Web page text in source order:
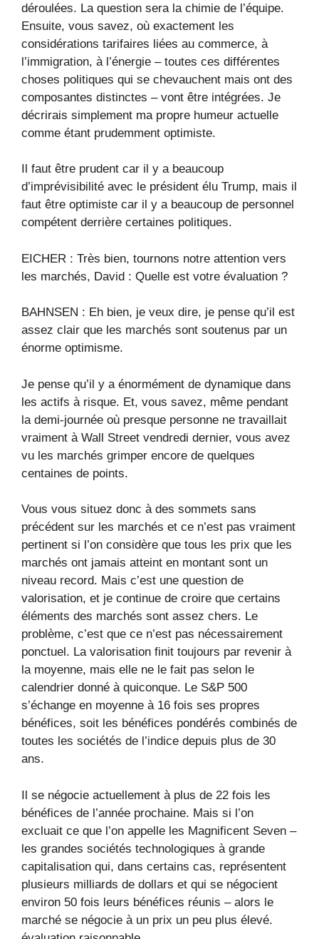
déroulées. La question sera la chimie de l’équipe.
Ensuite, vous savez, où exactement les
considérations tarifaires liées au commerce, à
l’immigration, à l’énergie – toutes ces différentes
choses politiques qui se chevauchent mais ont des
composantes distinctes – vont être intégrées. Je
décrirais simplement ma propre humeur actuelle
comme étant prudemment optimiste.
Il faut être prudent car il y a beaucoup
d’imprévisibilité avec le président élu Trump, mais il
faut être optimiste car il y a beaucoup de personnel
compétent derrière certaines politiques.
EICHER : Très bien, tournons notre attention vers
les marchés, David : Quelle est votre évaluation ?
BAHNSEN : Eh bien, je veux dire, je pense qu’il est
assez clair que les marchés sont soutenus par un
énorme optimisme.
Je pense qu’il y a énormément de dynamique dans
les actifs à risque. Et, vous savez, même pendant
la demi-journée où presque personne ne travaillait
vraiment à Wall Street vendredi dernier, vous avez
vu les marchés grimper encore de quelques
centaines de points.
Vous vous situez donc à des sommets sans
précédent sur les marchés et ce n’est pas vraiment
pertinent si l’on considère que tous les prix que les
marchés ont jamais atteint en montant sont un
niveau record. Mais c’est une question de
valorisation, et je continue de croire que certains
éléments des marchés sont assez chers. Le
problème, c’est que ce n’est pas nécessairement
ponctuel. La valorisation finit toujours par revenir à
la moyenne, mais elle ne le fait pas selon le
calendrier donné à quiconque. Le S&P 500
s’échange en moyenne à 16 fois ses propres
bénéfices, soit les bénéfices pondérés combinés de
toutes les sociétés de l’indice depuis plus de 30
ans.
Il se négocie actuellement à plus de 22 fois les
bénéfices de l’année prochaine. Mais si l’on
excluait ce que l’on appelle les Magnificent Seven –
les grandes sociétés technologiques à grande
capitalisation qui, dans certains cas, représentent
plusieurs milliards de dollars et qui se négocient
environ 50 fois leurs bénéfices réunis – alors le
marché se négocie à un prix un peu plus élevé.